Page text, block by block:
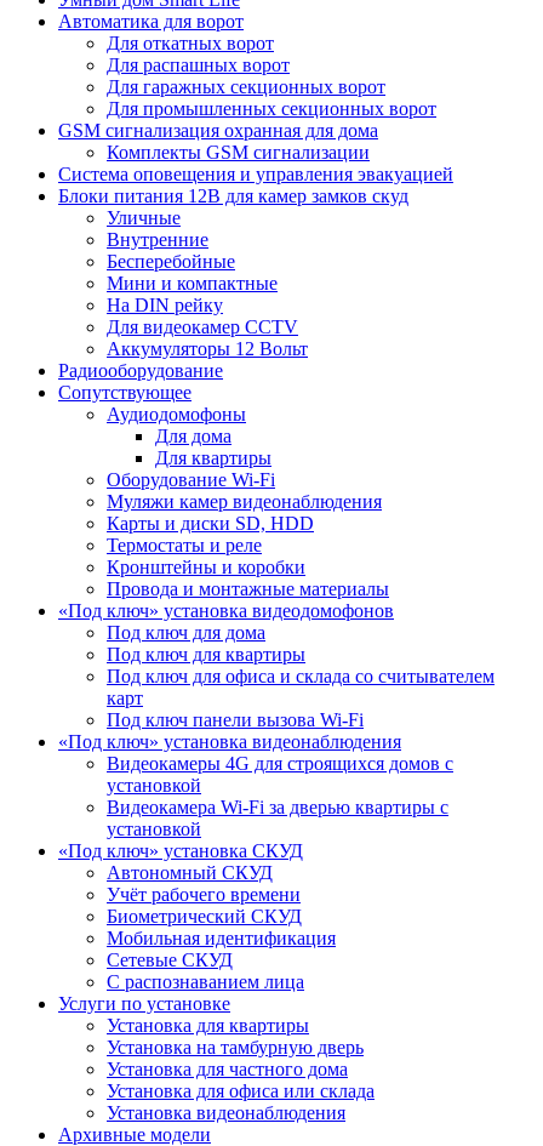
Автоматика для ворот
Для откатных ворот
Для распашных ворот
Для гаражных секционных ворот
Для промышленных секционных ворот
GSM сигнализация охранная для дома
Комплекты GSM сигнализации
Cистема оповещения и управления эвакуацией
Блоки питания 12В для камер замков скуд
Уличные
Внутренние
Бесперебойные
Мини и компактные
На DIN рейку
Для видеокамер CCTV
Аккумуляторы 12 Вольт
Радиооборудование
Сопутствующее
Аудиодомофоны
Для дома
Для квартиры
Оборудование Wi-Fi
Муляжи камер видеонаблюдения
Карты и диски SD, HDD
Термостаты и реле
Кронштейны и коробки
Провода и монтажные материалы
«Под ключ» установка видеодомофонов
Под ключ для дома
Под ключ для квартиры
Под ключ для офиса и склада со считывателем
карт
Под ключ панели вызова Wi-Fi
«Под ключ» установка видеонаблюдения
Видеокамеры 4G для строящихся домов с
установкой
Видеокамера Wi-Fi за дверью квартиры с
установкой
«Под ключ» установка СКУД
Автономный СКУД
Учёт рабочего времени
Биометрический СКУД
Мобильная идентификация
Сетевые СКУД
С распознаванием лица
Услуги по установке
Установка для квартиры
Установка на тамбурную дверь
Установка для частного дома
Установка для офиса или склада
Установка видеонаблюдения
Архивные модели